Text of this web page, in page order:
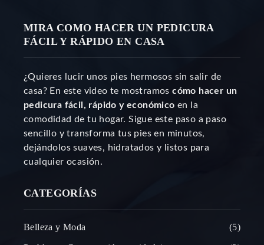
MIRA COMO HACER UN PEDICURA
FÁCIL Y RÁPIDO EN CASA
¿Quieres lucir unos pies hermosos sin salir de
casa? En este video te mostramoscómo hacer un
pedicura fácil, rápido y económico en la
comodidad de tu hogar. Sigue este paso a paso
sencillo y transforma tus pies en minutos,
dejándolos suaves, hidratados y listos para
cualquier ocasión.
CATEGORÍAS
Belleza y Moda 5